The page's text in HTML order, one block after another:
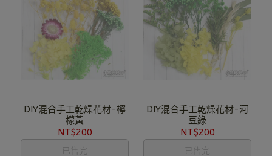
DIY混合手工乾燥花材-檸
檬黃
NT$200
已售完
DIY混合手工乾燥花材-河
豆綠
NT$200
已售完